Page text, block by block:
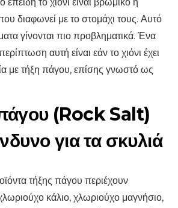
διαφωνεί με το στομάχι τους. Αυτό
γίνονται πιο προβληματικά. Ένα
αυτή είναι εάν το χιόνι έχει
με τήξη πάγου, επίσης γνωστό ως
(Rock Salt)
για τα σκυλιά
τήξης πάγου περιέχουν
κάλιο, χλωριούχο μαγνήσιο,